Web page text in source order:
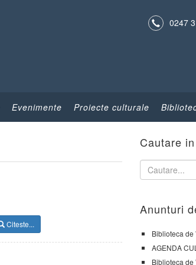
0247
Evenimente Proiecte culturale
Citeste...
Cautare
Anunturi
Biblioteca de
AGENDA
Biblioteca de